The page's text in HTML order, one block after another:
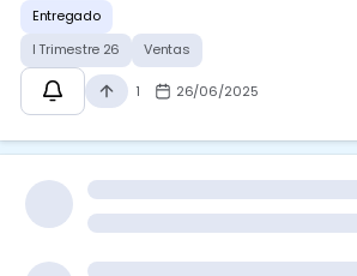
Entregado
I Trimestre 26
Ventas
1 26/06/2025